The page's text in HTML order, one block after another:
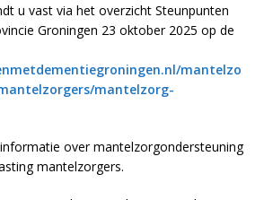
u vast via het overzicht Steunpunten
Groningen 23 oktober 2025 op de
mantelzo
mantelzorg-
over mantelzorgondersteuning
mantelzorgers.